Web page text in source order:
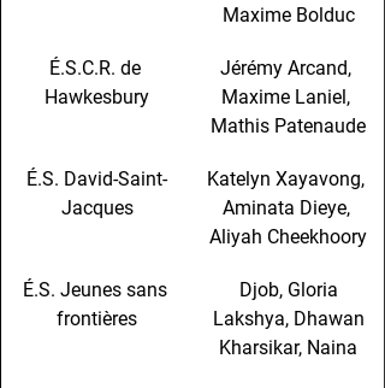
Maxime Bolduc
É.S.C.R. de
Hawkesbury
Jérémy Arcand,
Maxime Laniel,
Mathis Patenaude
É.S. David-Saint-
Jacques
Katelyn Xayavong,
Aminata Dieye,
Aliyah Cheekhoory
É.S. Jeunes sans
frontières
Djob, Gloria
Lakshya, Dhawan
Kharsikar, Naina